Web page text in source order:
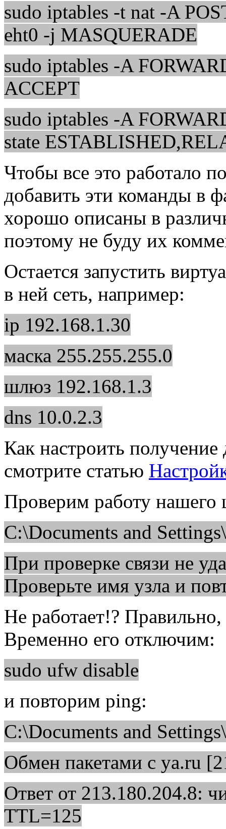
sudo iptables -t nat -A
eht0 -j MASQUERADE
sudo iptables -A
ACCEPT
sudo iptables -A
state
Чтобы все это работало
добавить эти команды в
хорошо описаны в
поэтому не буду их
Остается запустить
в ней сеть, например:
ip 192.168.1.30
маска 255.255.255.0
шлюз 192.168.1.3
dns 10.0.2.3
Как настроить
смотрите статью
Проверим работу
C:\Documents and
При проверке связи не
Проверьте имя узла и
Не работает!?
Временно его отключим:
sudo ufw disable
и повторим ping:
C:\Documents and
Обмен пакетами с ya.ru
Ответ от 213.180.204.8:
TTL=125